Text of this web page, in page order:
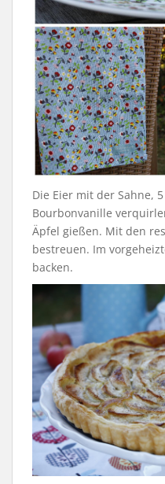
Die Eier mit der Sahne,
Bourbonvanille
Äpfel gießen. Mit den
bestreuen. Im
backen.